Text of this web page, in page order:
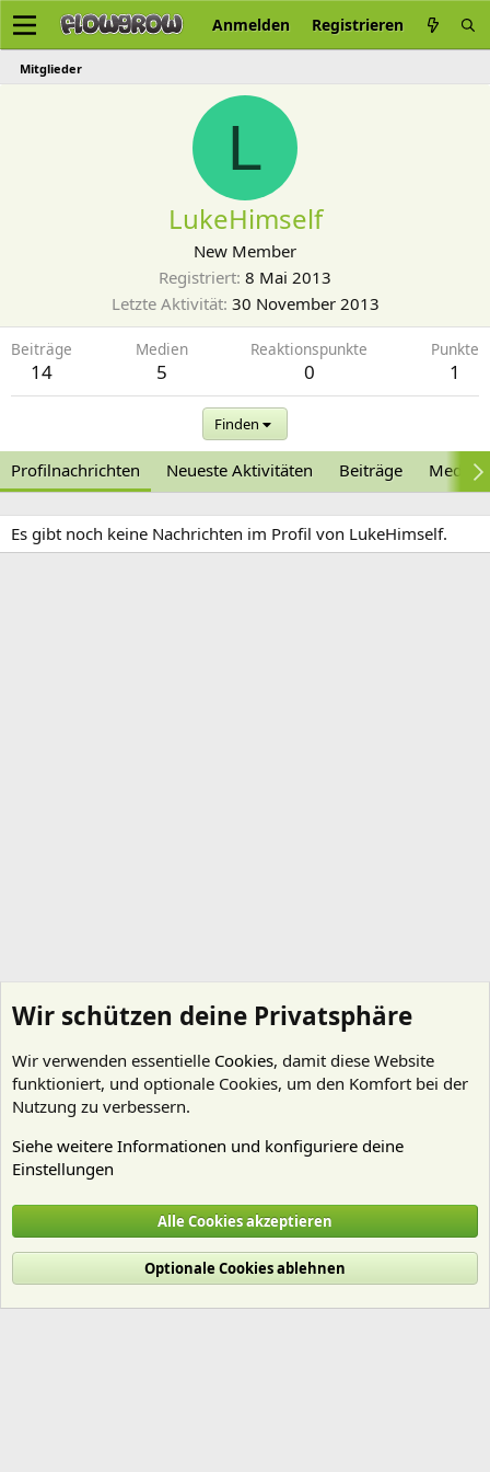
Anmelden Registrieren
Mitglieder
L
LukeHimself
New Member
Registriert 8 Mai 2013
Letzte Aktivität 30 November 2013
Beiträge
14
Medien
5
Reaktionspunkte
0
Punkte
1
Finden
Profilnachrichten Neueste Aktivitäten Beiträge Medien
Es gibt noch keine Nachrichten im Profil von LukeHimself.
Cookies
Deutsch (Du)
Nutzungsbedingungen
Datenschutz Hilfe und Impressum
R
Wir schützen deine Privatsphäre
Wir verwenden essentielle Cookies, damit diese Website
funktioniert, und optionale Cookies, um den Komfort bei der
Nutzung zu verbessern.
Siehe weitere Informationen und konfiguriere deine
Einstellungen
Alle Cookies akzeptieren
Optionale Cookies ablehnen